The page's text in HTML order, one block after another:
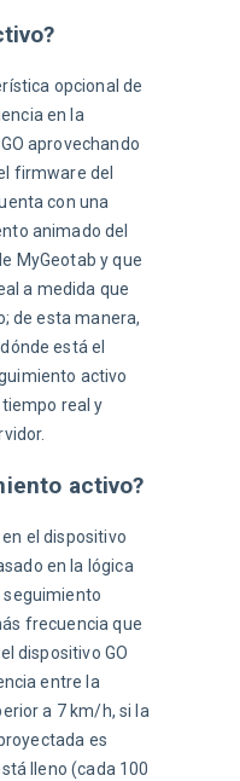
opcional de
en la
aprovechando
firmware del
con una
animado del
MyGeotab y que
a medida que
de esta manera,
está el
activo
real y
activo?
el dispositivo
en la lógica
seguimiento
frecuencia que
dispositivo GO
entre la
a 7 km/h, si la
es
lleno (cada 100